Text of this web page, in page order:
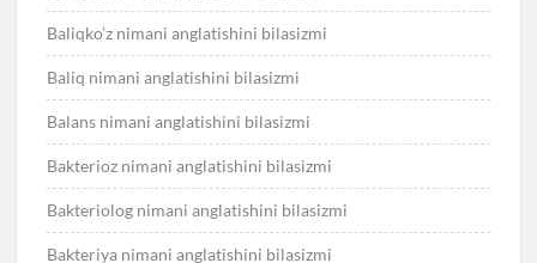
Baliqko’z nimani anglatishini bilasizmi
Baliq nimani anglatishini bilasizmi
Balans nimani anglatishini bilasizmi
Bakterioz nimani anglatishini bilasizmi
Bakteriolog nimani anglatishini bilasizmi
Bakteriya nimani anglatishini bilasizmi